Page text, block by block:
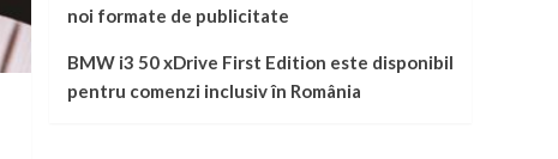
noi formate de publicitate
BMW i3 50 xDrive First Edition este disponibil
pentru comenzi inclusiv în România